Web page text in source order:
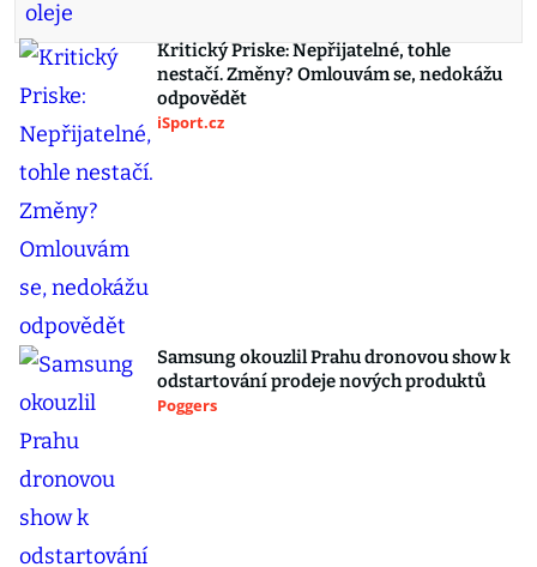
Kritický Priske: Nepřijatelné, tohle
nestačí. Změny? Omlouvám se, nedokážu
odpovědět
iSport.cz
Samsung okouzlil Prahu dronovou show k
odstartování prodeje nových produktů
Poggers